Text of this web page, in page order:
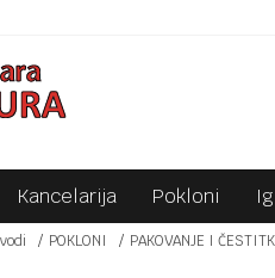
PLATNIM KARTICAMA!
Kancelarija Pokloni
POKLONI PAKOVANJE I